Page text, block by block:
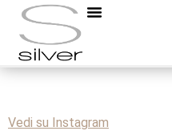
Tartare time al Silver Cafè. E
#taretar #silvercafe
Vedi su Instagram